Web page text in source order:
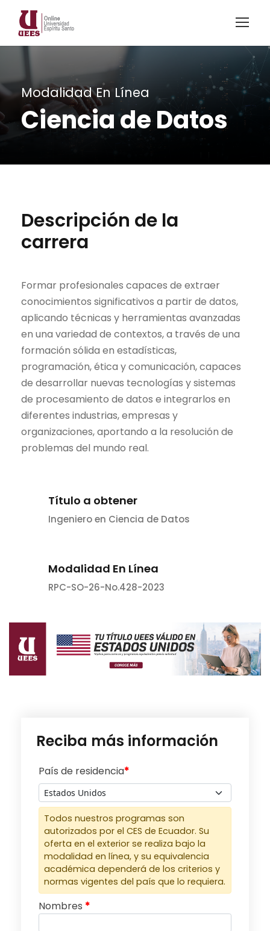
Modalidad En Línea
Ciencia de Datos
Descripción de la
carrera
Formar profesionales capaces de extraer
conocimientos significativos a partir de datos,
aplicando técnicas y herramientas avanzadas
en una variedad de contextos, a través de una
formación sólida en estadísticas,
programación, ética y comunicación, capaces
de desarrollar nuevas tecnologías y sistemas
de procesamiento de datos e integrarlos en
diferentes industrias, empresas y
organizaciones, aportando a la resolución de
problemas del mundo real.
Título a obtener
Ingeniero en Ciencia de Datos
Modalidad En Línea
RPC-SO-26-No.428-2023
Reciba más información